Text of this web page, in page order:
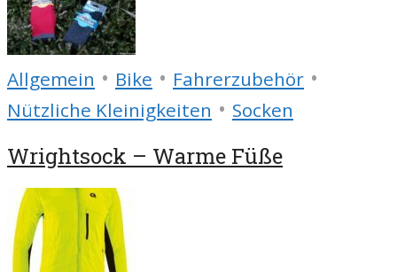
Allgemein • Bike • Fahrerzubehör •
Nützliche Kleinigkeiten • Socken
Wrightsock – Warme Füße